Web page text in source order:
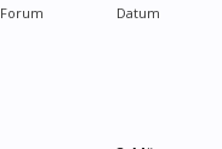
Forum Datum